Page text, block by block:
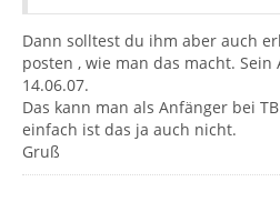
Dann solltest du ihm aber auch
posten , wie man das macht.
14.06.07.
Das kann man als Anfänger bei
einfach ist das ja auch nicht.
Gruß